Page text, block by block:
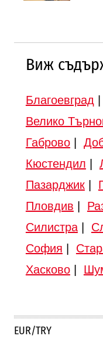
Виж
Благоевград
Велико
Габрово|
Кюстендил
Пазарджик|
Пловдив
Силистра|
София
Хасково|
EUR/TRY